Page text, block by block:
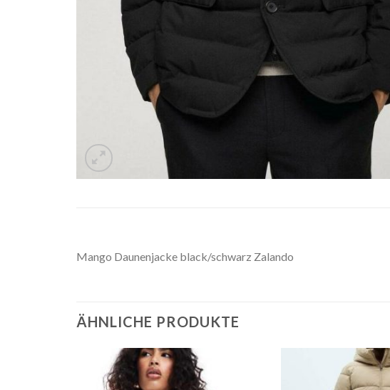
Mango Daunenjacke black/schwarz Zalando
ÄHNLICHE PRODUKTE